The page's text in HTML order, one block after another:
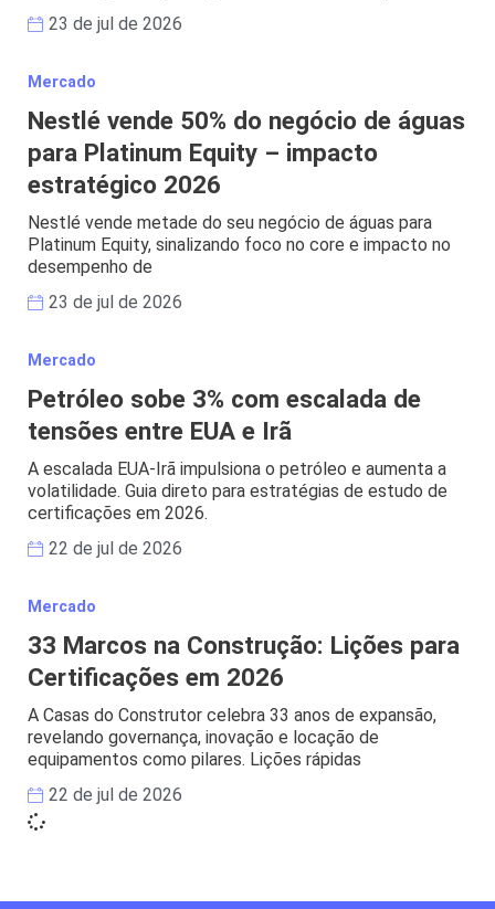
23 de jul de 2026
Mercado
Nestlé vende 50% do negócio de águas
para Platinum Equity – impacto
estratégico 2026
Nestlé vende metade do seu negócio de águas para
Platinum Equity, sinalizando foco no core e impacto no
desempenho de
23 de jul de 2026
Mercado
Petróleo sobe 3% com escalada de
tensões entre EUA e Irã
A escalada EUA-Irã impulsiona o petróleo e aumenta a
volatilidade. Guia direto para estratégias de estudo de
certificações em 2026.
22 de jul de 2026
Mercado
33 Marcos na Construção: Lições para
Certificações em 2026
A Casas do Construtor celebra 33 anos de expansão,
revelando governança, inovação e locação de
equipamentos como pilares. Lições rápidas
22 de jul de 2026